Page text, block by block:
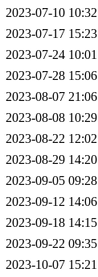
2023-07-10 10:32
2023-07-17 15:23
2023-07-24 10:01
2023-07-28 15:06
2023-08-07 21:06
2023-08-08 10:29
2023-08-22 12:02
2023-08-29 14:20
2023-09-05 09:28
2023-09-12 14:06
2023-09-18 14:15
2023-09-22 09:35
2023-10-07 15:21